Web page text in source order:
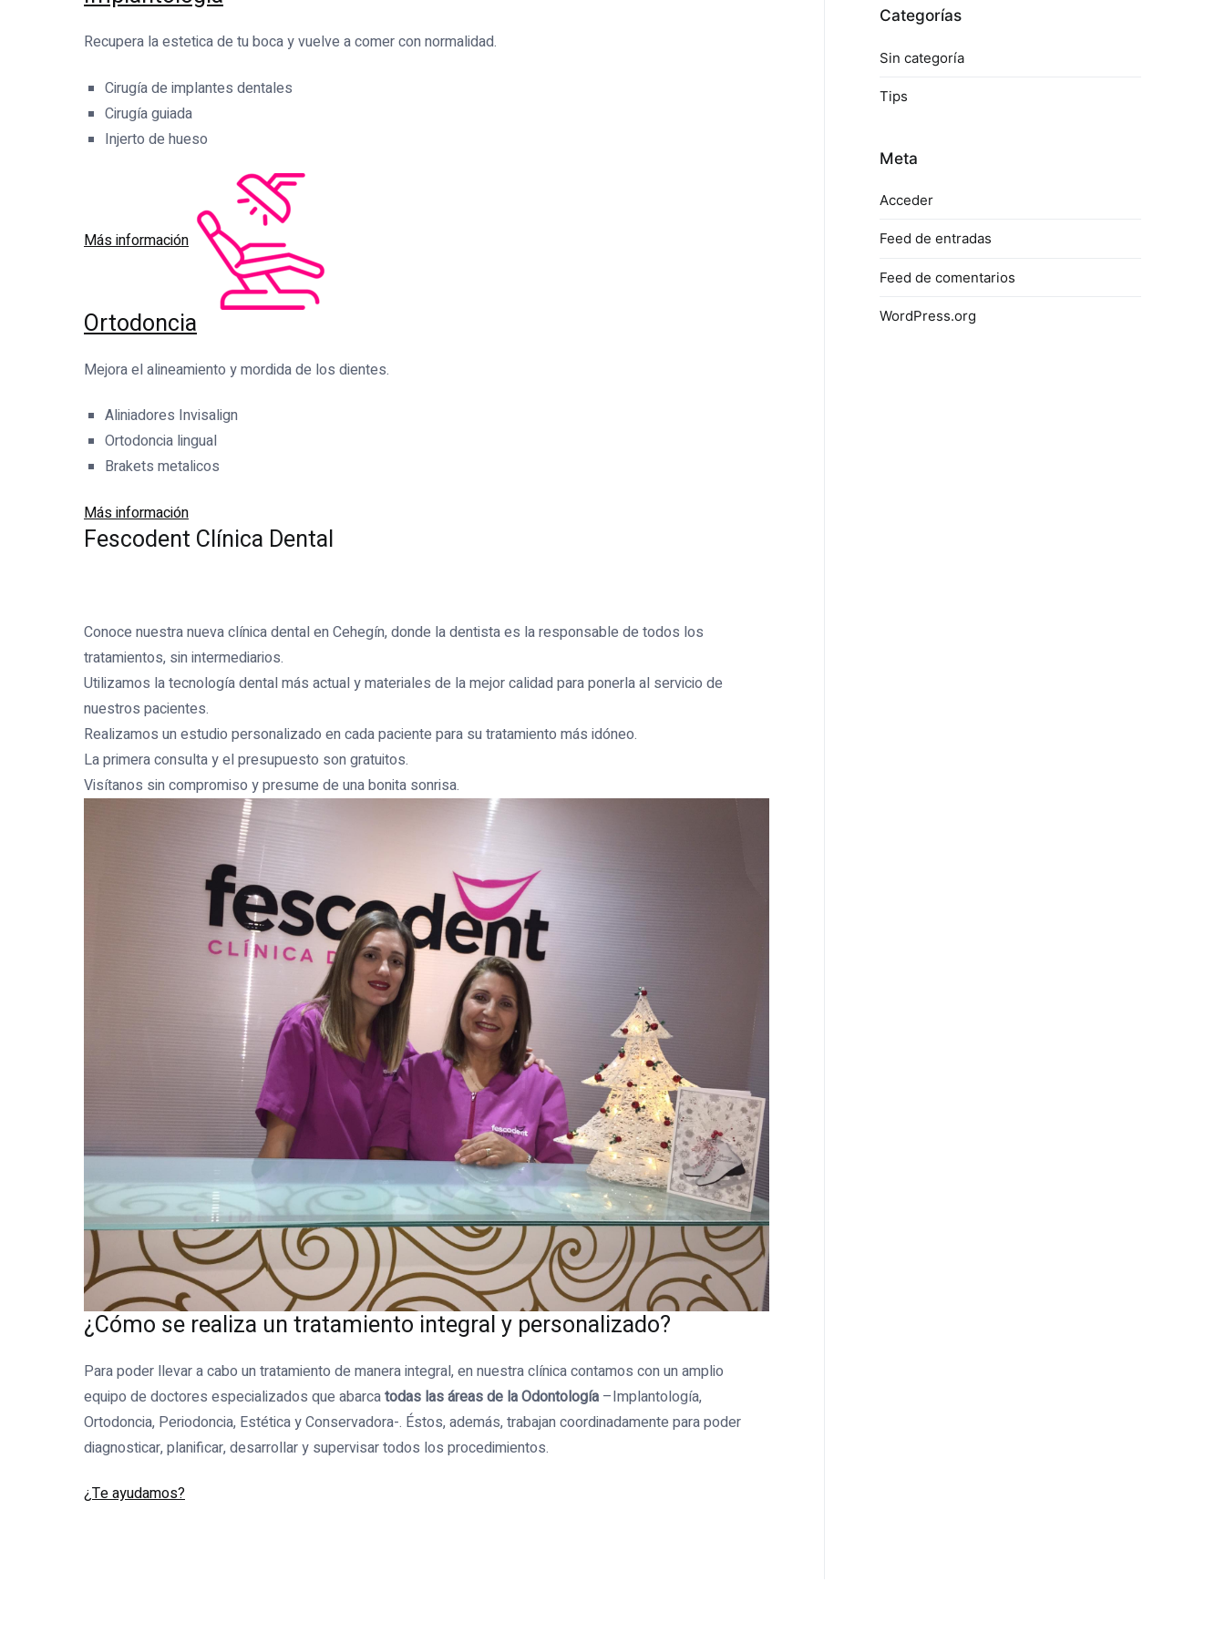
Recupera la estetica de tu boca y vuelve a comer con normalidad.
Cirugía de implantes dentales
Cirugía guiada
Injerto de hueso
Más información
Ortodoncia
Mejora el alineamiento y mordida de los dientes.
Aliniadores Invisalign
Ortodoncia lingual
Brakets metalicos
Más información
Fescodent Clínica Dental
Conoce nuestra nueva clínica dental en Cehegín, donde la dentista es la responsable de todos los
tratamientos, sin intermediarios.
Utilizamos la tecnología dental más actual y materiales de la mejor calidad para ponerla al servicio de
nuestros pacientes.
Realizamos un estudio personalizado en cada paciente para su tratamiento más idóneo.
La primera consulta y el presupuesto son gratuitos.
Visítanos sin compromiso y presume de una bonita sonrisa.
¿Cómo se realiza un tratamiento integral y personalizado?
Para poder llevar a cabo un tratamiento de manera integral, en nuestra clínica contamos con un amplio
equipo de doctores especializados que abarcatodas las áreas de la Odontología –Implantología,
Ortodoncia, Periodoncia, Estética y Conservadora-. Éstos, además, trabajan coordinadamente para poder
diagnosticar, planificar, desarrollar y supervisar todos los procedimientos.
¿Te ayudamos?
Categorías
Sin categoría
Tips
Meta
Acceder
Feed de entradas
Feed de comentarios
WordPress.org